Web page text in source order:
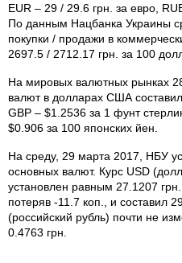
EUR – 29 / 29.6 грн. за евро,
По данным Нацбанка Украины
покупки / продажи в
2697.5 / 2712.17 грн. за 100
На мировых валютных рынках
валют в долларах США
GBP – $1.2536 за 1 фунт
$0.906 за 100 японских йен.
На среду, 29 марта 2017, НБУ
основных валют. Курс USD
установлен равным 27.1207
потеряв -11.7 коп., и составил
(российский рубль) почти не
0.4763 грн.